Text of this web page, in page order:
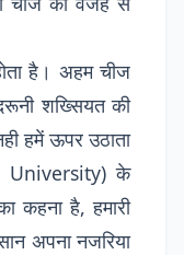
है। अहम चीज
शख्सियत की
हमें ऊपर उठाता
University) के
कहना है, हमारी
अपना नजरिया